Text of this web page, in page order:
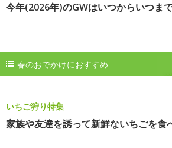
今年(2026年)のGWはいつからいつま
春のおでかけにおすすめ
いちご狩り特集
家族や友達を誘って新鮮ないちごを食